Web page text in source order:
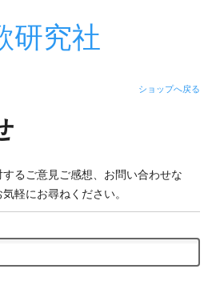
研究社
ショップへ戻る
るご意見ご感想、お問い合わせな
軽にお尋ねください。